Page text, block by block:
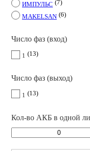
ИМПУЛЬС 7
MAKELSAN 6
Число фаз (вход)
1 13
Число фаз (выход)
1 13
Кол-во АКБ в одной